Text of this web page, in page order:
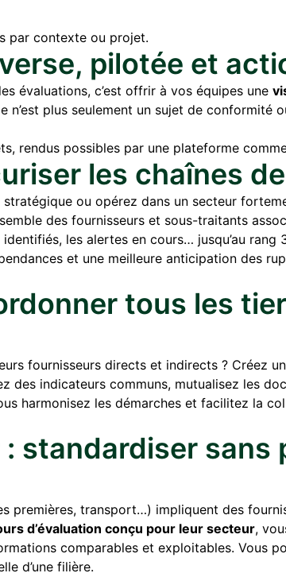
par contexte ou projet.
pilotée et
évaluations, c’est offrir à vos équipes une
n’est plus seulement un sujet de conformité
rendus possibles par une plateforme
les chaînes
ou opérez dans un secteur
des fournisseurs et sous-traitants
les alertes en cours… jusqu’au rang
et une meilleure anticipation des
tous les
fournisseurs directs et indirects ? Créez
des indicateurs communs, mutualisez les
harmonisez les démarches et facilitez la
standardiser sans
premières, transport…) impliquent des
d’évaluation conçu pour leur secteur,
comparables et exploitables. Vous
d’une filière.